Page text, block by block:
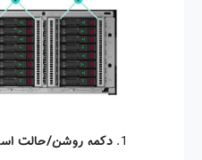
دکمه روشن/حالت